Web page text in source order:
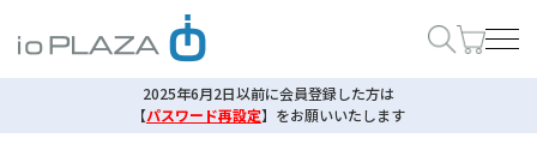
2025年6月2日以前に会員登録した方は
【パスワード再設定】 をお願いいたします